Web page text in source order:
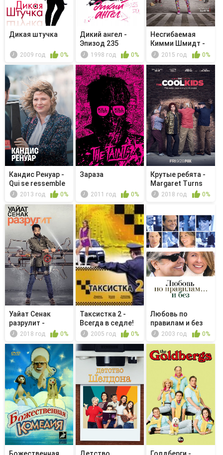
Дикая штучка
2009 год 0%
Дикий ангел -
Эпизод 235
1998 год 0%
Несгибаемая
Кимми Шмидт -
Kimmy Sees ...
2015 год 0%
Кандис Ренуар -
Qui se ressemble
s'as...2013 год 0%
Зараза
2011 год 0%
Крутые ребята -
Margaret Turns
65 2018 год 0%
Уайат Сенак
разрулит -
Automation Pro...
2018 год 0%
Таксистка 2 -
Всегда в седле!
2005 год 0%
Любовь по
правилам и без
2003 год 0%
Божественная Детство Голдберги -